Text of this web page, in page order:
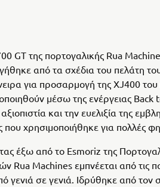
GT της πορτογαλικής Rua
από τα σχέδια του πελάτη
για προσαρμογή της XJ400
μέσω της ενέργειας
και την ευελιξία της
χρησιμοποιήθηκε για πολλές
έξω από το Esmoriz της
Rua Machines εμπνέεται από τις
γενιά σε γενιά. Ιδρύθηκε από